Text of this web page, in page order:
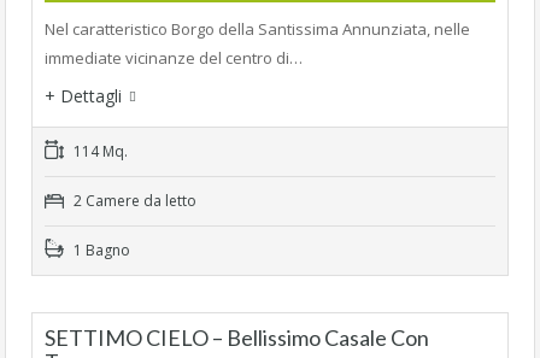
Nel caratteristico Borgo della Santissima Annunziata, nelle
immediate vicinanze del centro di…
+ Dettagli
114 Mq.
2 Camere da letto
1 Bagno
SETTIMO CIELO – Bellissimo Casale Con